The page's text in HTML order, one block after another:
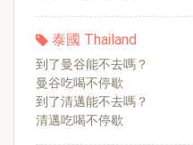
泰國 Thailand
到了曼谷能不去嗎？
曼谷吃喝不停歇
到了清邁能不去嗎？
清邁吃喝不停歇